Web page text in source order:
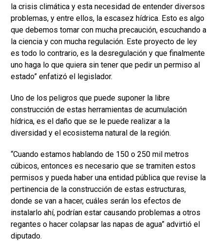
la crisis climática y esta necesidad de entender diversos
problemas, y entre ellos, la escasez hídrica. Esto es algo
que debemos tomar con mucha precaución, escuchando a
la ciencia y con mucha regulación. Este proyecto de ley
es todo lo contrario, es la desregulación y que finalmente
uno haga lo que quiera sin tener que pedir un permiso al
estado” enfatizó el legislador.
Uno de los peligros que puede suponer la libre
construcción de estas herramientas de acumulación
hídrica, es el daño que se le puede realizar a la
diversidad y el ecosistema natural de la región.
“Cuando estamos hablando de 150 o 250 mil metros
cúbicos, entonces es necesario que se tramiten estos
permisos y pueda haber una entidad pública que revise la
pertinencia de la construcción de estas estructuras,
donde se van a hacer, cuáles serán los efectos de
instalarlo ahí, podrían estar causando problemas a otros
regantes o hacer colapsar las napas de agua” advirtió el
diputado.